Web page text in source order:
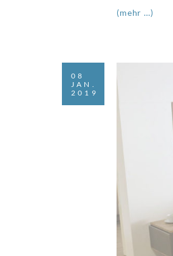
(mehr …)
08
JAN.
2019